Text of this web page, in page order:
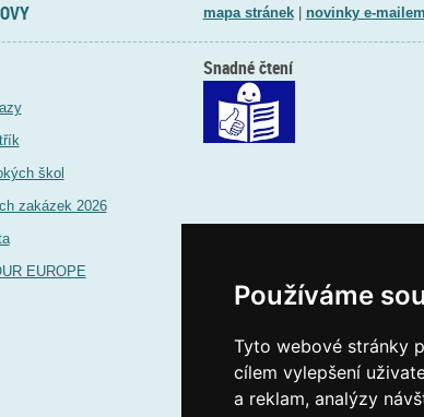
Používáme
Tyto webové stránky
cílem vylepšení
a reklam, analýzy
mapa stránek| novinky e-mailem
škol
zakázek 2026
EUROPE
Snadné čtení